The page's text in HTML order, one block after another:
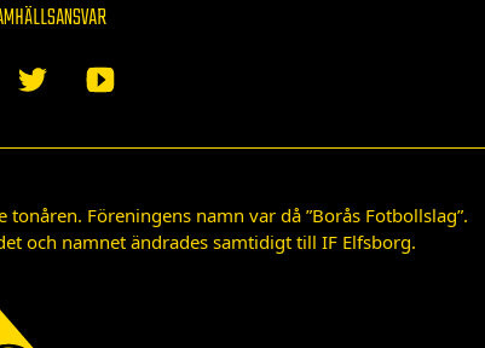
Föreningens namn var då ”Borås Fotbollslag”.
och namnet ändrades samtidigt till IF Elfsborg.